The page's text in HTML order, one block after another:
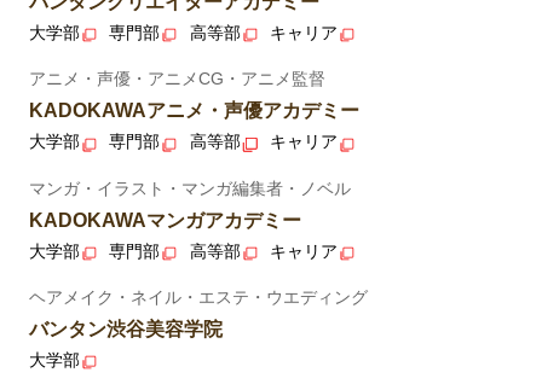
大学部 専門部 高等部 キャリア
アニメ・声優・アニメCG・アニメ監督
KADOKAWAアニメ・声優アカデミー
大学部 専門部 高等部 キャリア
マンガ・イラスト・マンガ編集者・ノベル
KADOKAWAマンガアカデミー
大学部 専門部 高等部 キャリア
ヘアメイク・ネイル・エステ・ウエディング
バンタン渋谷美容学院
大学部